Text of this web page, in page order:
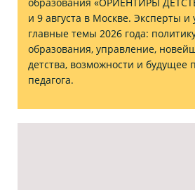
образования «ОРИЕНТИРЫ
и 9 августа в Москве. Эксперты и
главные темы 2026 года:
образования, управление,
детства, возможности и будущее
педагога.